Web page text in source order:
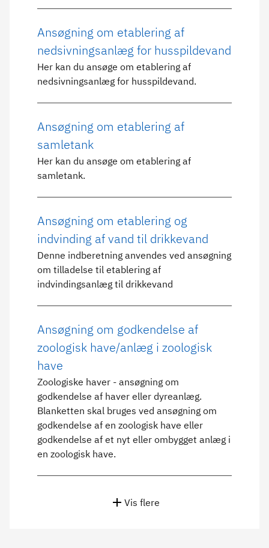
Ansøgning om etablering af
nedsivningsanlæg for husspildevand
Her kan du ansøge om etablering af
nedsivningsanlæg for husspildevand.
Ansøgning om etablering af
samletank
Her kan du ansøge om etablering af
samletank.
Ansøgning om etablering og
indvinding af vand til drikkevand
Denne indberetning anvendes ved ansøgning
om tilladelse til etablering af
indvindingsanlæg til drikkevand
Ansøgning om godkendelse af
zoologisk have/anlæg i zoologisk
have
Zoologiske haver - ansøgning om
godkendelse af haver eller dyreanlæg.
Blanketten skal bruges ved ansøgning om
godkendelse af en zoologisk have eller
godkendelse af et nyt eller ombygget anlæg i
en zoologisk have.
Vis flere